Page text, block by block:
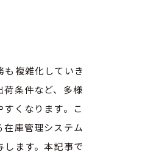
複雑化していき
荷条件など、多様
くなります。こ
庫管理システム
ます。本記事で